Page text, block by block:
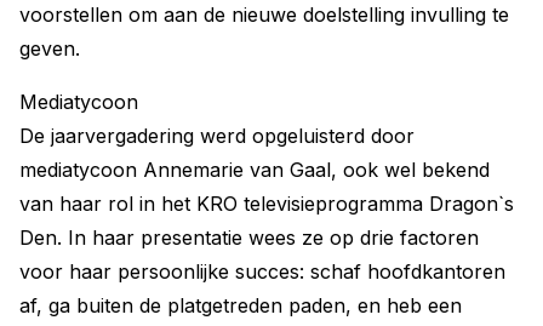
voorstellen om aan de nieuwe doelstelling invulling te
geven.
Mediatycoon
De jaarvergadering werd opgeluisterd door
mediatycoon Annemarie van Gaal, ook wel bekend
van haar rol in het KRO televisieprogramma Dragon`s
Den. In haar presentatie wees ze op drie factoren
voor haar persoonlijke succes: schaf hoofdkantoren
af, ga buiten de platgetreden paden, en heb een